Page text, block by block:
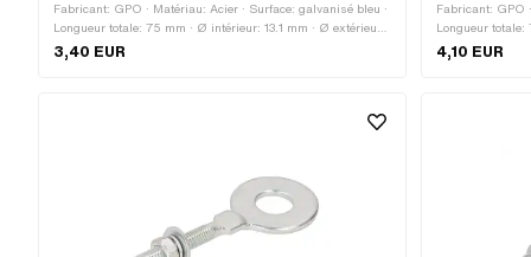
Fabricant: GPO · Matériau: Acier · Surface: galvanisé bleu ·
Longueur totale: 75 mm · Ø intérieur: 13.1 mm · Ø extérieur:
23.7 mm · Type de filetage: M6x1 (filetage standard) ·
3,40 EUR
Fabricant: GPO
Longueur
23 mm · Type
4,10 EUR